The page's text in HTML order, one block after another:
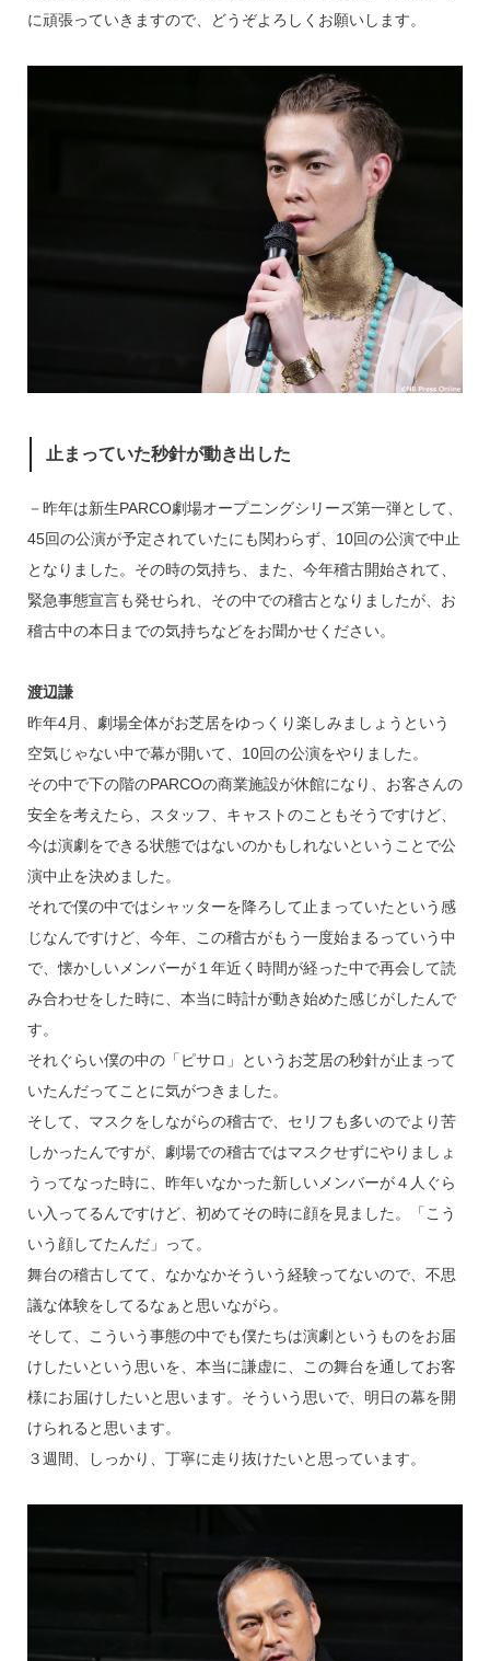
に頑張っていきますので、どうぞよろしくお願いします。
止まっていた秒針が動き出した
－昨年は新生PARCO劇場オープニングシリーズ第一弾として、
45回の公演が予定されていたにも関わらず、10回の公演で中止
となりました。その時の気持ち、また、今年稽古開始されて、
緊急事態宣言も発せられ、その中での稽古となりましたが、お
稽古中の本日までの気持ちなどをお聞かせください。
渡辺謙
昨年4月、劇場全体がお芝居をゆっくり楽しみましょうという
空気じゃない中で幕が開いて、10回の公演をやりました。
その中で下の階のPARCOの商業施設が休館になり、お客さんの
安全を考えたら、スタッフ、キャストのこともそうですけど、
今は演劇をできる状態ではないのかもしれないということで公
演中止を決めました。
それで僕の中ではシャッターを降ろして止まっていたという感
じなんですけど、今年、この稽古がもう一度始まるっていう中
で、懐かしいメンバーが１年近く時間が経った中で再会して読
み合わせをした時に、本当に時計が動き始めた感じがしたんで
す。
それぐらい僕の中の「ピサロ」というお芝居の秒針が止まって
いたんだってことに気がつきました。
そして、マスクをしながらの稽古で、セリフも多いのでより苦
しかったんですが、劇場での稽古ではマスクせずにやりましょ
うってなった時に、昨年いなかった新しいメンバーが４人ぐら
い入ってるんですけど、初めてその時に顔を見ました。「こう
いう顔してたんだ」って。
舞台の稽古してて、なかなかそういう経験ってないので、不思
議な体験をしてるなぁと思いながら。
そして、こういう事態の中でも僕たちは演劇というものをお届
けしたいという思いを、本当に謙虚に、この舞台を通してお客
様にお届けしたいと思います。そういう思いで、明日の幕を開
けられると思います。
３週間、しっかり、丁寧に走り抜けたいと思っています。